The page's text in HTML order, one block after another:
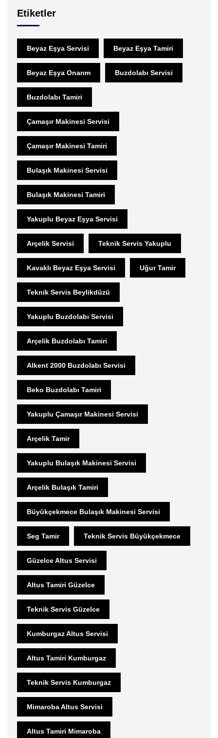
Etiketler
Beyaz Eşya Servisi Beyaz Eşya Tamiri
Beyaz Eşya Onarım Buzdolabı Servisi
Buzdolabı Tamiri
Çamaşır Makinesi Servisi
Çamaşır Makinesi Tamiri
Bulaşık Makinesi Servisi
Bulaşık Makinesi Tamiri
Yakuplu Beyaz Eşya Servisi
Arçelik Servisi Teknik Servis Yakuplu
Kavaklı Beyaz Eşya Servisi Uğur Tamir
Teknik Servis Beylikdüzü
Yakuplu Buzdolabı Servisi
Arçelik Buzdolabı Tamiri
Alkent 2000 Buzdolabı Servisi
Beko Buzdolabı Tamiri
Yakuplu Çamaşır Makinesi Servisi
Arçelik Tamir
Yakuplu Bulaşık Makinesi Servisi
Arçelik Bulaşık Tamiri
Büyükçekmece Bulaşık Makinesi Servisi
Seg Tamir Teknik Servis Büyükçekmece
Güzelce Altus Servisi
Altus Tamiri Güzelce
Teknik Servis Güzelce
Kumburgaz Altus Servisi
Altus Tamiri Kumburgaz
Teknik Servis Kumburgaz
Mimaroba Altus Servisi
Altus Tamiri Mimaroba